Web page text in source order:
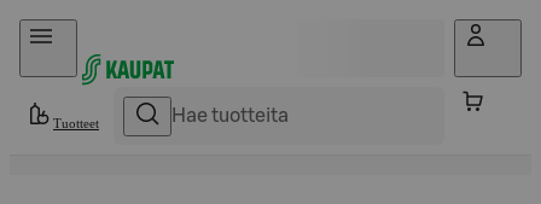
Hyppää sisältöön
Tuotteet